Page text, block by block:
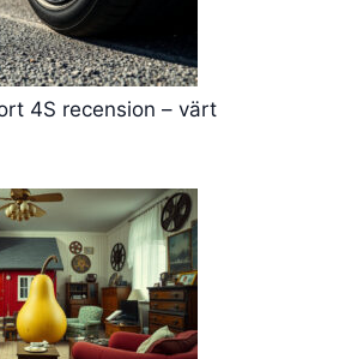
4S recension – värt